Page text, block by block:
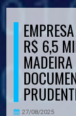
R$ 6,5
27/08/2025